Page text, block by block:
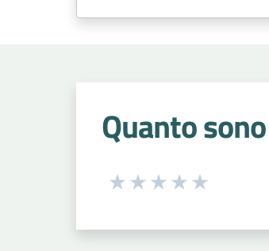
Quanto
Seleziona una